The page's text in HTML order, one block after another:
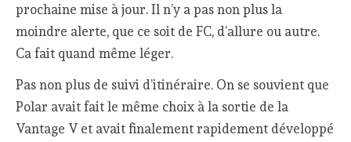
prochaine mise à jour. Il n’y a pas non plus la
moindre alerte, que ce soit de FC, d’allure ou autre.
Ca fait quand même léger.
Pas non plus de suivi d’itinéraire. On se souvient que
Polar avait fait le même choix à la sortie de la
Vantage V et avait finalement rapidement développé